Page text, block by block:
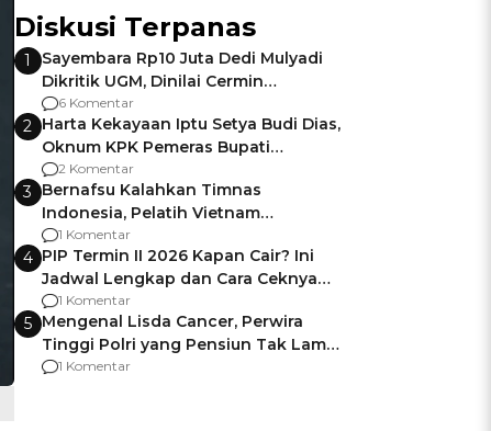
Diskusi Terpanas
1
Sayembara Rp10 Juta Dedi Mulyadi
Dikritik UGM, Dinilai Cermin
Gagalnya Negara Jamin Keamanan
6 Komentar
2 Harta Kekayaan Iptu Setya Budi Dias,
Oknum KPK Pemeras Bupati
Pemalang
2 Komentar
3 Bernafsu Kalahkan Timnas
Indonesia, Pelatih Vietnam
Berencana Pakai Jimat di Pakansari
1 Komentar
4 PIP Termin II 2026 Kapan Cair? Ini
Jadwal Lengkap dan Cara Ceknya
agar Dana Tidak Hangus!
1 Komentar
5 Mengenal Lisda Cancer, Perwira
Tinggi Polri yang Pensiun Tak Lama
Usai Jadi Brigjen
1 Komentar